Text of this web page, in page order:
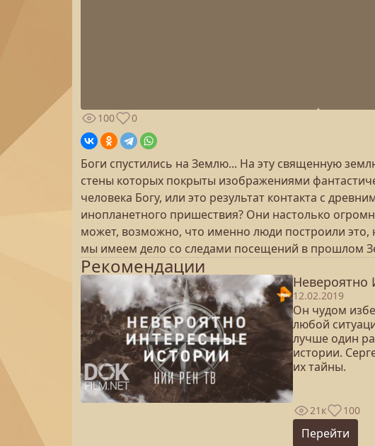
100
0
Боги спустились на Землю... На эту священную
стены которых покрыты изображениями
человека Богу, или это результат контакта с
инопланетного пришествия? Они настолько
может, возможно, что именно люди построили
мы имеем дело со следами посещений в прошлом
Рекомендации
Невероятно
12.02.2019
Он чудом
любой
лучше один
истории.
их тайны.
21к 100
Перейти